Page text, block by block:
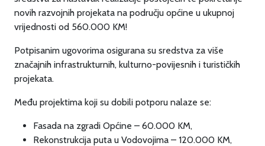
novih razvojnih projekata na području općine u ukupnoj
vrijednosti od 560.000 KM!
Potpisanim ugovorima osigurana su sredstva za više
značajnih infrastrukturnih, kulturno-povijesnih i turističkih
projekata.
Među projektima koji su dobili potporu nalaze se:
Fasada na zgradi Općine – 60.000 KM,
Rekonstrukcija puta u Vodovojima – 120.000 KM,